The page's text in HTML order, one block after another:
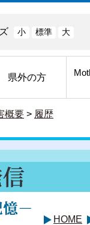
小 標準 大
県外の方
概要 > 履歴
HOME